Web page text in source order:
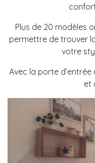
Plus de 20 modèles
permettre de trouver
votre
Avec la porte
et